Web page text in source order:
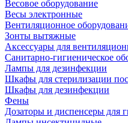
Весовое оборудование
Весы электронные
Вентиляционное
Зонты вытяжные
Аксессуары для
Санитарно-гигиеническое
Лампы для дезинфекции
Шкафы для стерилизации
Шкафы для дезинфекции
Фены
Дозаторы и диспенсеры для